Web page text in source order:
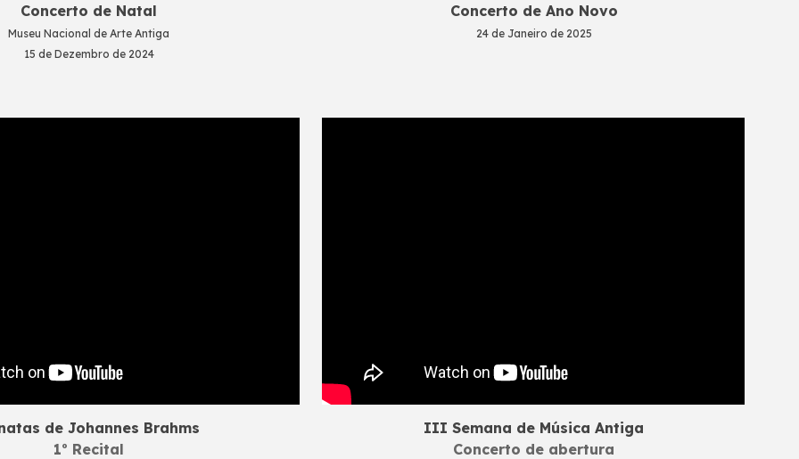
Concerto de Natal
Museu Nacional de Arte Antiga
15 de Dezembro de 2024
Concerto de Ano Novo
24 de Janeiro de 2025
de Johannes Brahms
1º Recital
III Semana de Música Antiga
Concerto de abertura